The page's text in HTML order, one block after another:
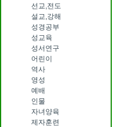
선교,전도
설교,강해
성경공부
성교육
성서연구
어린이
역사
영성
예배
인물
자녀양육
제자훈련